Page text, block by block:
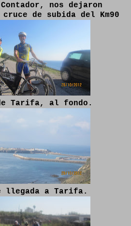
nos dejaron
de subida del Km90
Tarifa, al fondo.
llegada a Tarifa.